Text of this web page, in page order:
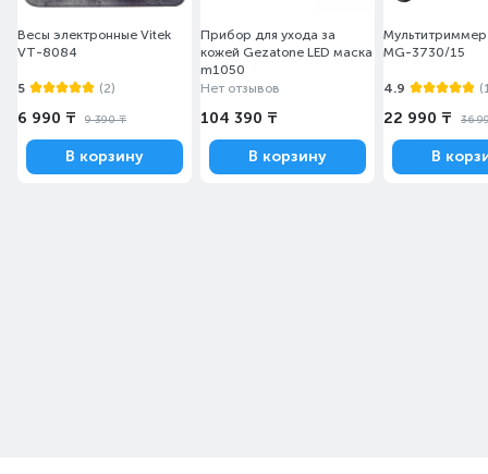
Весы электронные Vitek
VT-8084
5 (2)
6 990 ₸ 9 390 ₸
В корзину
Прибор для ухода за
кожей Gezatone LED маска
m1050
Нет отзывов
104 390 ₸
В корзину
MG-3730/15
4.9
22 990 ₸ 36
В